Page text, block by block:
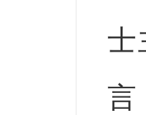
士
言